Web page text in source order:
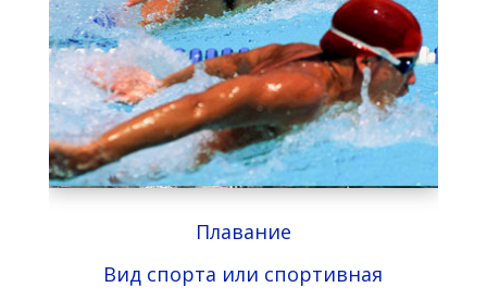
Плавание
Вид спорта или спортивная